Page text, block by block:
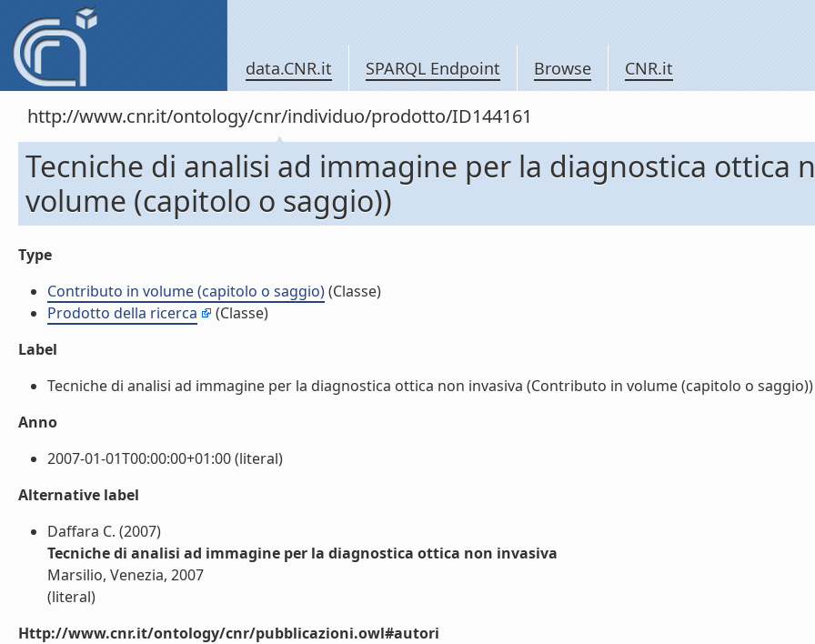
data.CNR.it SPARQL Endpoint Browse CNR.it
http://www.cnr.it/ontology/cnr/individuo/prodotto/ID144161
Tecniche di analisi ad immagine per la diagnostica ottica
volume (capitolo o saggio))
Type
Contributo in volume (capitolo o saggio)(Classe)
Prodotto della ricerca
(Classe)
Label
Tecniche di analisi ad immagine per la diagnostica ottica non invasiva (Contributo in volume (capitolo o
Anno
2007-01-01T00:00:00+01:00 (literal)
Alternative label
Daffara C. (2007)
Tecniche di analisi ad immagine per la diagnostica ottica non invasiva
Marsilio, Venezia, 2007
(literal)
Http://www.cnr.it/ontology/cnr/pubblicazioni.owl#autori